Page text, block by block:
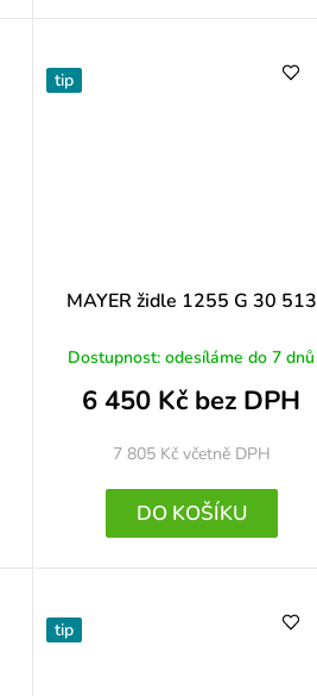
tip
MAYER židle 1255 G 30 513
Dostupnost: odesíláme do 7 dnů
6 450 Kč bez DPH
7 805 Kč včetně DPH
DO KOŠÍKU
tip